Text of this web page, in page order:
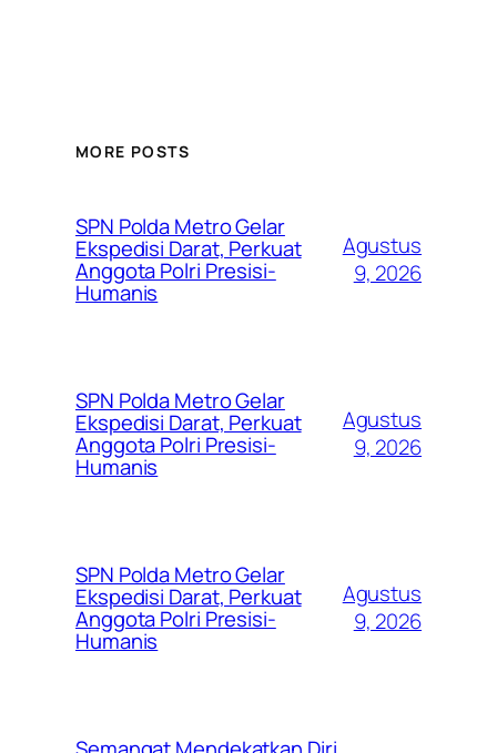
MORE POSTS
SPN Polda Metro Gelar
Ekspedisi Darat, Perkuat
Anggota Polri Presisi-
Humanis
Agustus
9, 2026
SPN Polda Metro Gelar
Ekspedisi Darat, Perkuat
Anggota Polri Presisi-
Humanis
Agustus
9, 2026
SPN Polda Metro Gelar
Ekspedisi Darat, Perkuat
Anggota Polri Presisi-
Humanis
Agustus
9, 2026